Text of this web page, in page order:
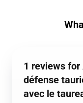
1 reviews for
défense
avec le